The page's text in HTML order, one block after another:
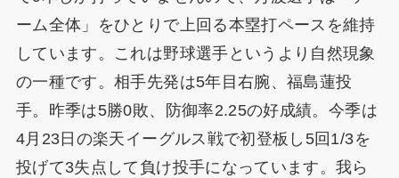
ーム全体」をひとりで上回る本塁打ペースを維持
しています。これは野球選手というより自然現象
の一種です。相手先発は5年目右腕、福島蓮投
手。昨季は5勝0敗、防御率2.25の好成績。今季は
4月23日の楽天イーグルス戦で初登板し5回1/3を
投げて3失点して負け投手になっています。我ら